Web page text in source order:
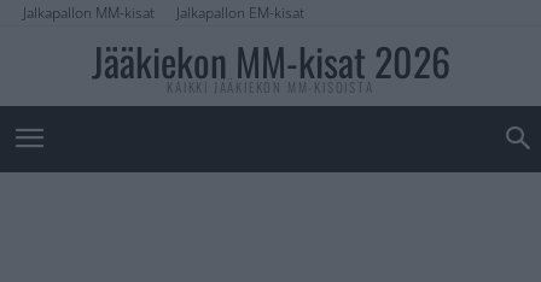
Jalkapallon MM-kisat Jalkapallon EM-kisat
Jääkiekon MM-kisat 2026
KAIKKI JÄÄKIEKON MM-KISOISTA